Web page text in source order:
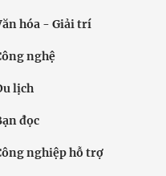
hóa - Giải trí
nghệ
lịch
đọc
nghiệp hỗ trợ